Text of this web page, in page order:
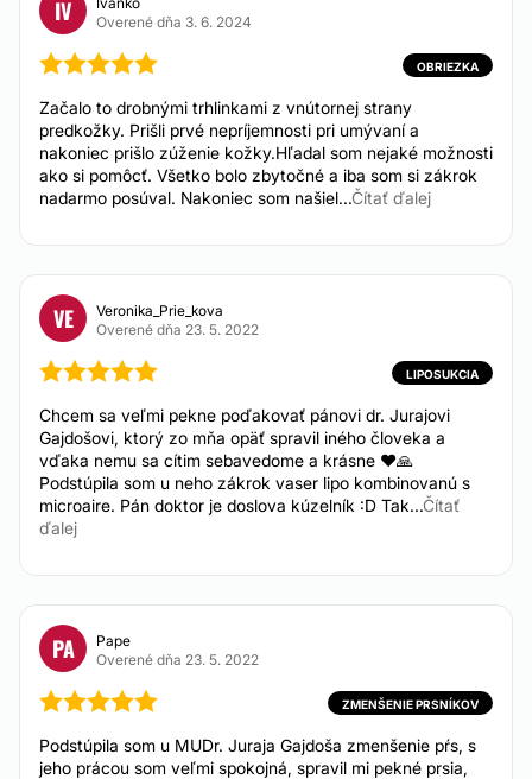
Od 600 €
ESTETICKÁ MEDICÍNA
Frakčný laser
Od 350 €
IV
Overené dňa 3. 6. 2024
OBRIEZKA
Začalo to drobnými trhlinkami z vnútornej strany
predkožky. Prišli prvé nepríjemnosti pri umývaní a
nakoniec prišlo zúženie kožky.Hľadal som nejaké možnosti
ako si pomôcť. Všetko bolo zbytočné a iba som si zákrok
nadarmo posúval. Nakoniec som našiel...Čítať ďalej
VE
Veronika_Prie_kova
Overené dňa 23. 5. 2022
LIPOSUKCIA
Chcem sa veľmi pekne poďakovať pánovi dr. Jurajovi
Gajdošovi, ktorý zo mňa opäť spravil iného človeka a
vďaka nemu sa cítim sebavedome a krásne ❤️🙏
Podstúpila som u neho zákrok vaser lipo kombinovanú s
microaire. Pán doktor je doslova kúzelník :D Tak...Čítať
ďalej
PA
Pape
Overené dňa 23. 5. 2022
ZMENŠENIE PRSNÍKOV
Podstúpila som u MUDr. Juraja Gajdoša zmenšenie pŕs, s
jeho prácou som veľmi spokojná, spravil mi pekné prsia,